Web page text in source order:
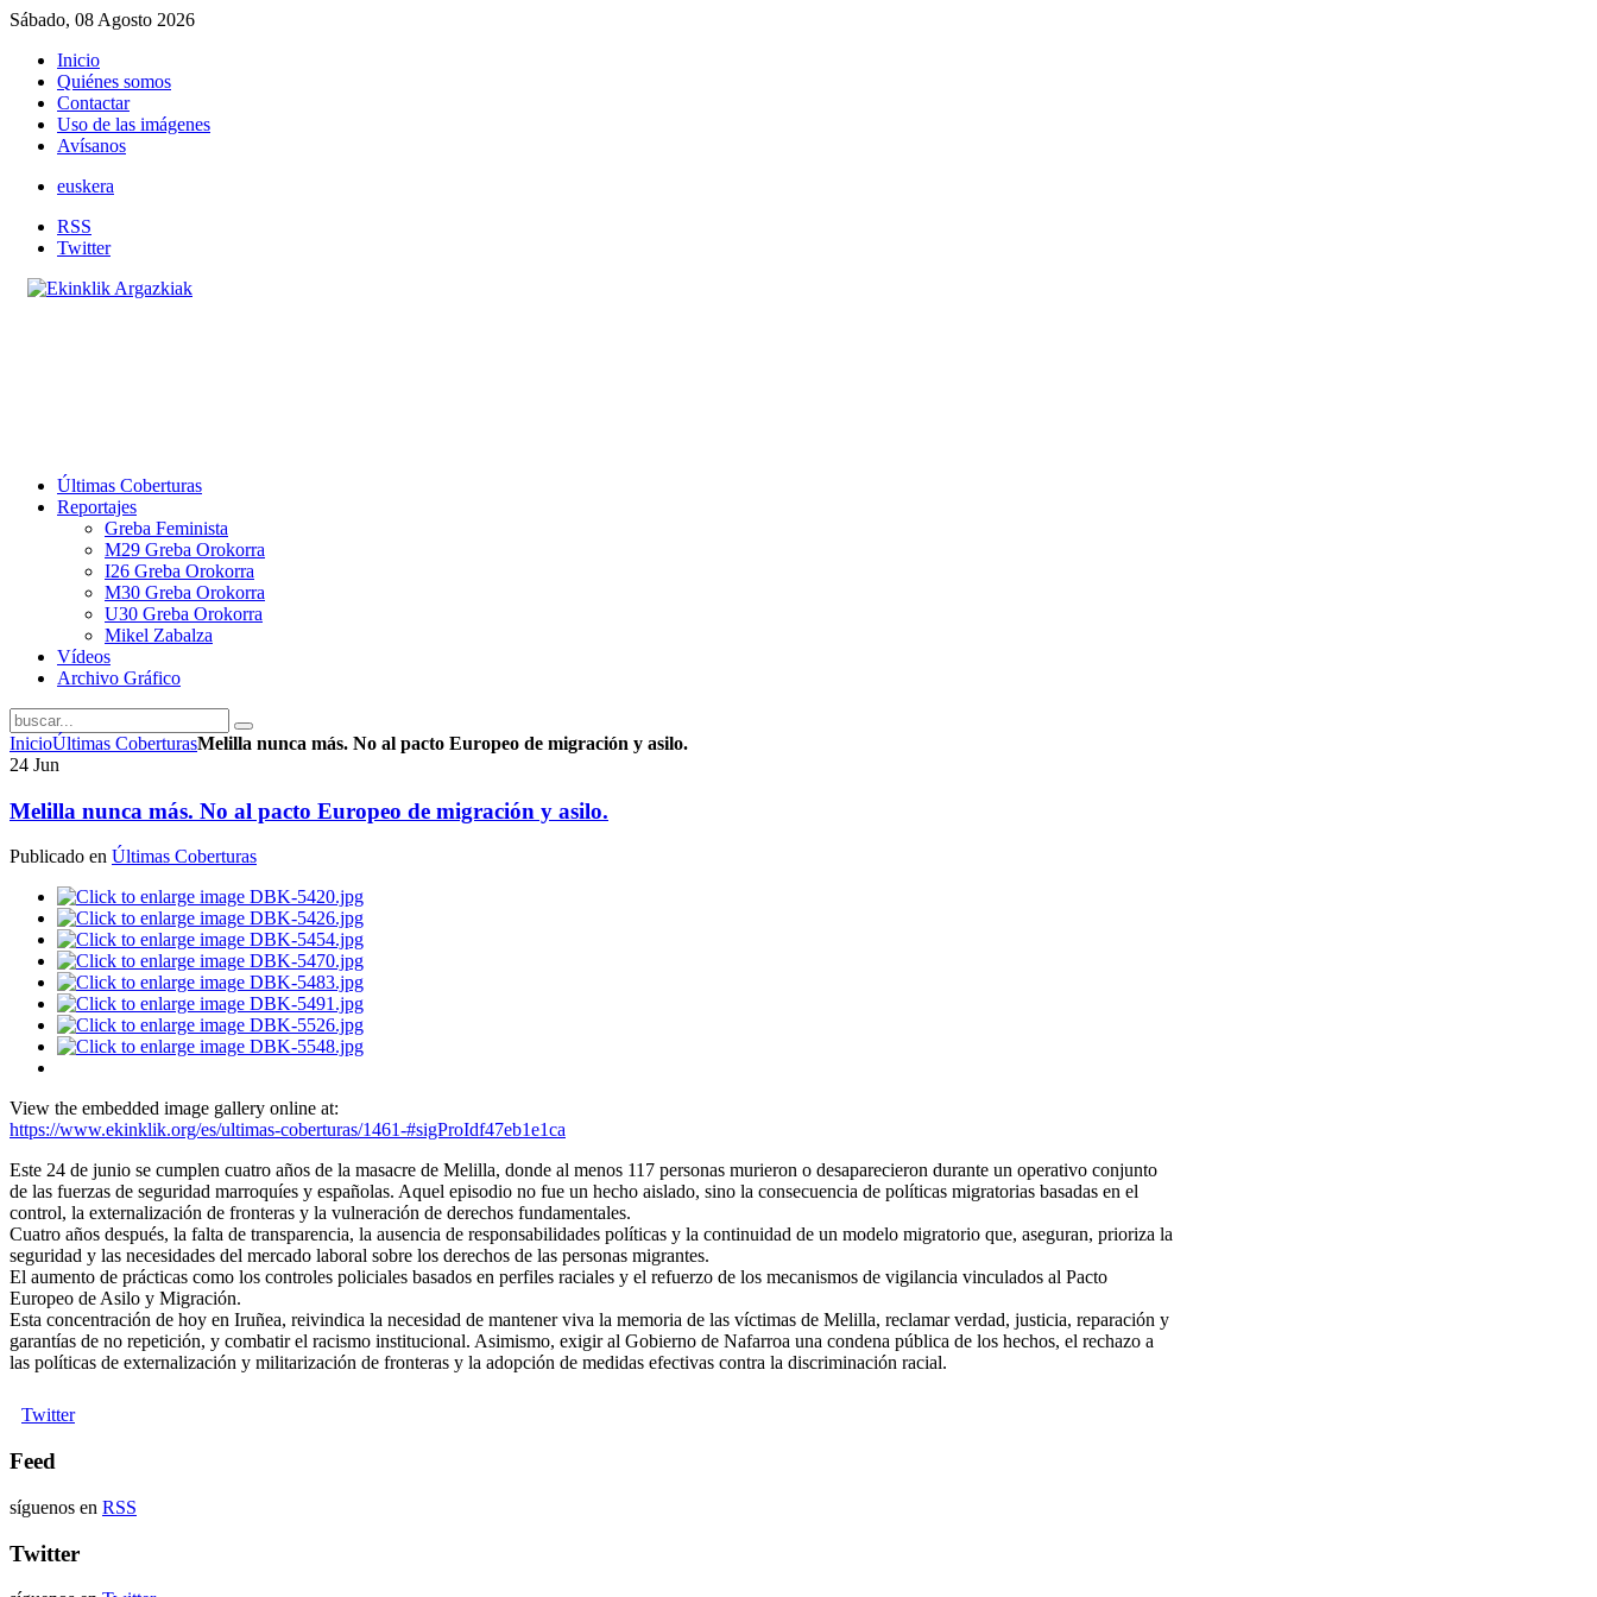
Sábado, 08 Agosto 2026
Inicio
Quiénes somos
Contactar
Uso de las imágenes
Avísanos
euskera
RSS
Twitter
Últimas Coberturas
Reportajes
Greba Feminista
M29 Greba Orokorra
I26 Greba Orokorra
M30 Greba Orokorra
U30 Greba Orokorra
Mikel Zabalza
Vídeos
Archivo Gráfico
InicioÚltimas CoberturasMelilla nunca más. No al pacto Europeo de migración y asilo.
24 Jun
Melilla nunca más. No al pacto Europeo de migración y asilo.
Publicado en Últimas Coberturas
View the embedded image gallery online at:
https://www.ekinklik.org/es/ultimas-coberturas/1461-#sigProIdf47eb1e1ca
Este 24 de junio se cumplen cuatro años de la masacre de Melilla, donde al menos 117 personas murieron o desaparecieron durante un operativo conjunto
de las fuerzas de seguridad marroquíes y españolas. Aquel episodio no fue un hecho aislado, sino la consecuencia de políticas migratorias basadas en el
control, la externalización de fronteras y la vulneración de derechos fundamentales.
Cuatro años después, la falta de transparencia, la ausencia de responsabilidades políticas y la continuidad de un modelo migratorio que, aseguran, prioriza la
seguridad y las necesidades del mercado laboral sobre los derechos de las personas migrantes.
El aumento de prácticas como los controles policiales basados en perfiles raciales y el refuerzo de los mecanismos de vigilancia vinculados al Pacto
Europeo de Asilo y Migración.
Esta concentración de hoy en Iruñea, reivindica la necesidad de mantener viva la memoria de las víctimas de Melilla, reclamar verdad, justicia, reparación y
garantías de no repetición, y combatir el racismo institucional. Asimismo, exigir al Gobierno de Nafarroa una condena pública de los hechos, el rechazo a
las políticas de externalización y militarización de fronteras y la adopción de medidas efectivas contra la discriminación racial.
Twitter
Feed
síguenos en RSS
Twitter